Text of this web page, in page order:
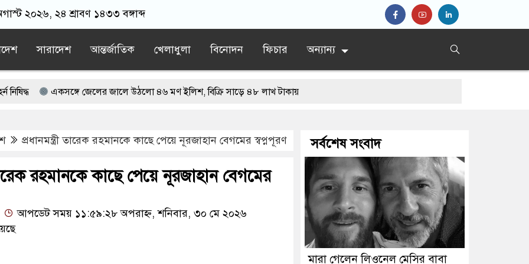
২০২৬, ২৪ শ্রাবণ ১৪৩৩ বঙ্গাব্দ
সারাদেশ আন্তর্জাতিক খেলাধুলা বিনোদন ফিচার অন্যান্য
একসঙ্গে জেলের জালে উঠলো ৪৬ মণ ইলিশ, বিক্রি সাড়ে ৪৮ লাখ টাকায়
ওপর চাপ অব্যাহত রাখার আহ্বান
থাকার কারণ জানালেন জামায়াত আমির
প্রধানমন্ত্রী তারেক রহমানকে কাছে পেয়ে নূরজাহান বেগমের স্বপ্নপূরণ
রহমানকে কাছে পেয়ে নূরজাহান বেগমের
আপডেট সময় ১১:৫৯:২৮ অপরাহ্ন, শনিবার, ৩০ মে ২০২৬
সর্বশেষ সংবাদ
মারা গেলেন লিওনেল মেসির বাবা